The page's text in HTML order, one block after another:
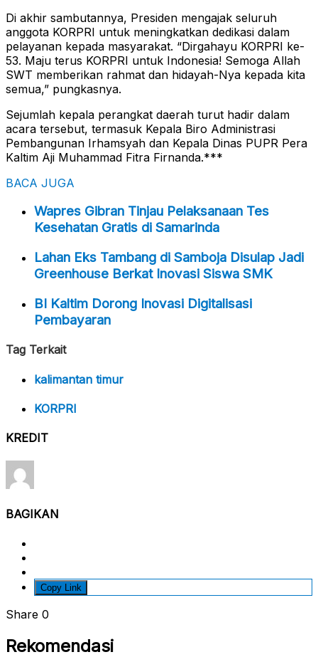
Di akhir sambutannya, Presiden mengajak seluruh
anggota KORPRI untuk meningkatkan dedikasi dalam
pelayanan kepada masyarakat. “Dirgahayu KORPRI ke-
53. Maju terus KORPRI untuk Indonesia! Semoga Allah
SWT memberikan rahmat dan hidayah-Nya kepada kita
semua,” pungkasnya.
Sejumlah kepala perangkat daerah turut hadir dalam
acara tersebut, termasuk Kepala Biro Administrasi
Pembangunan Irhamsyah dan Kepala Dinas PUPR Pera
Kaltim Aji Muhammad Fitra Firnanda.***
BACA JUGA
Wapres Gibran Tinjau Pelaksanaan Tes
Kesehatan Gratis di Samarinda
Lahan Eks Tambang di Samboja Disulap Jadi
Greenhouse Berkat Inovasi Siswa SMK
BI Kaltim Dorong Inovasi Digitalisasi
Pembayaran
Tag Terkait
kalimantan timur
KORPRI
KREDIT
BAGIKAN
Copy Link
Share 0
Rekomendasi